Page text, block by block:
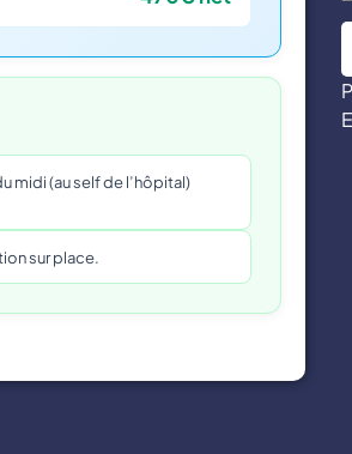
midi (au self de l’hôpital)
sur place.